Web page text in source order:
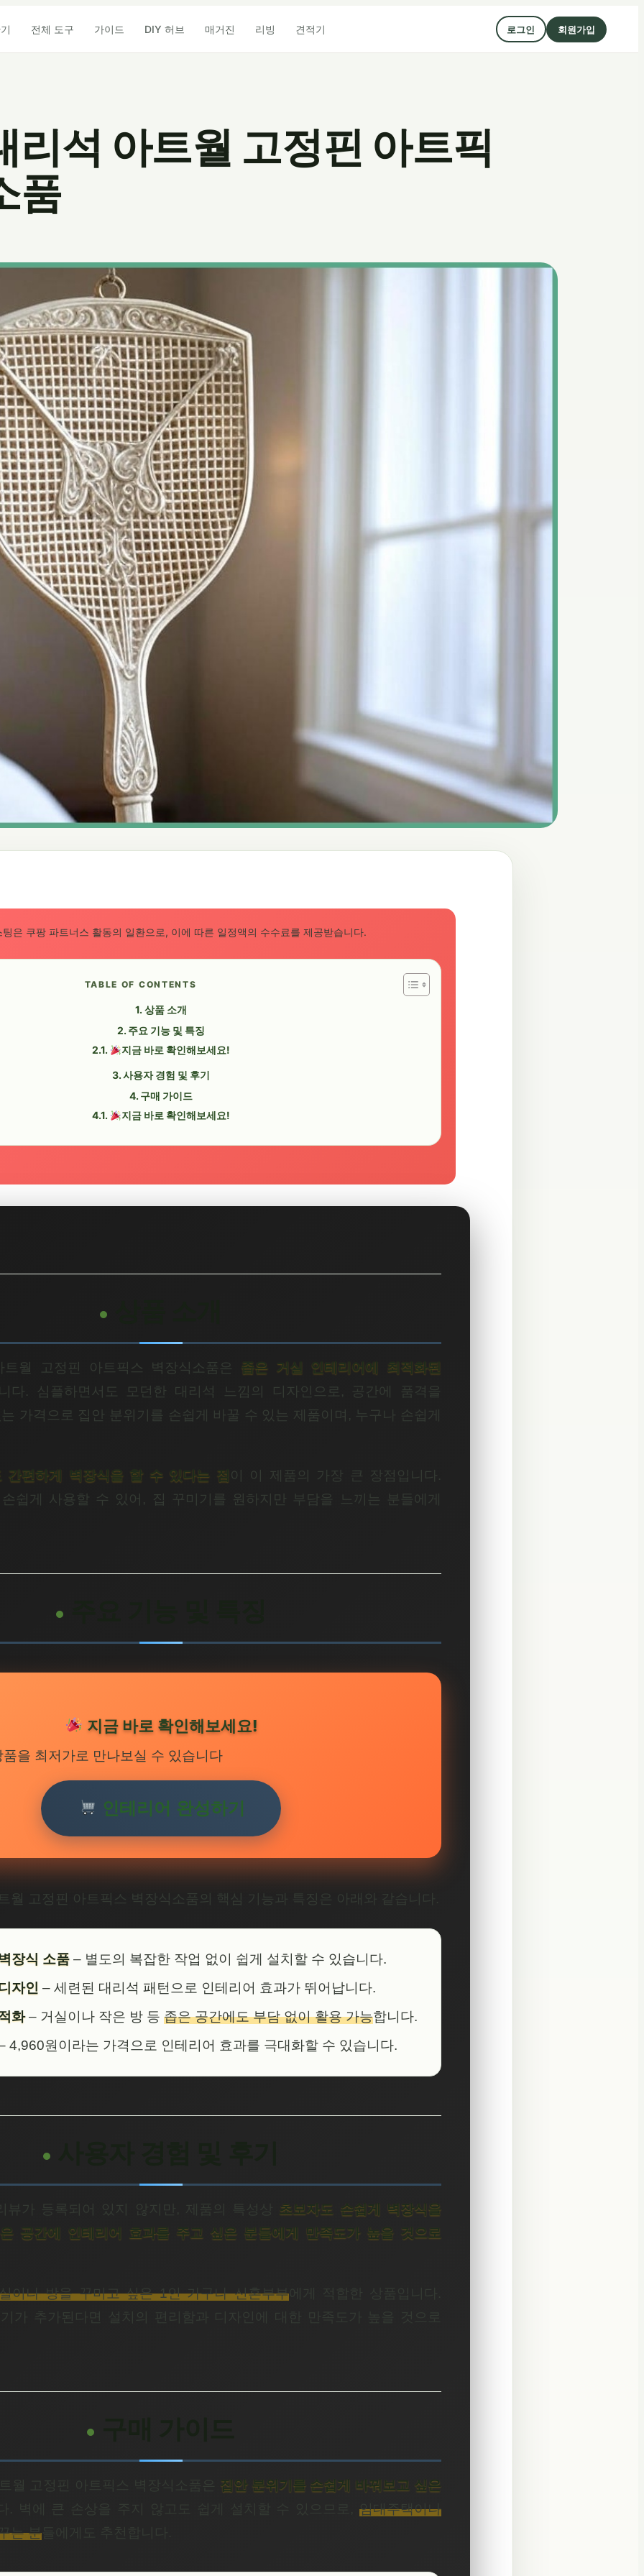
전체 도구 가이드 DIY 허브 매거진 리빙 견적기 로그인 회원가입
리석 아트월 고정핀 아트픽
품
은 쿠팡 파트너스 활동의 일환으로, 이에 따른 일정액의 수수료를 제공받습니다.
TABLE OF CONTENTS
상품 소개
주요 기능 및 특징
지금 바로 확인해보세요!
사용자 경험 및 후기
구매 가이드
지금 바로 확인해보세요!
월 고정핀 아트픽스 벽장식소품은 좁은 거실 인테리어에 최적화된
다. 심플하면서도 모던한 대리석 느낌의 디자인으로, 공간에 품격을
가격으로 집안 분위기를 손쉽게 바꿀 수 있는 제품이며, 누구나 손쉽게
간편하게 벽장식을 할 수 있다는 점 이 이 제품의 가장 큰 장점입니다.
쉽게 사용할 수 있어, 집 꾸미기를 원하지만 부담을 느끼는 분들에게
지금 바로 확인해보세요!
을 최저가로 만나보실 수 있습니다
인테리어 완성하기
월 고정핀 아트픽스 벽장식소품의 핵심 기능과 특징은 아래와 같습니다.
장식 소품 – 별도의 복잡한 작업 없이 쉽게 설치할 수 있습니다.
자인 – 세련된 대리석 패턴으로 인테리어 효과가 뛰어납니다.
화– 거실이나 작은 방 등 좁은 공간에도 부담 없이 활용 가능합니다.
4,960원이라는 가격으로 인테리어 효과를 극대화할 수 있습니다.
뷰가 등록되어 있지 않지만, 제품의 특성상 초보자도 손쉽게 벽장식을
공간에 인테리어 효과를 주고 싶은 분들에게 만족도가 높을 것으로
이나 방을 꾸미고 싶은 1인 가구나 신혼부부에게 적합한 상품입니다.
가 추가된다면 설치의 편리함과 디자인에 대한 만족도가 높을 것으로
월 고정핀 아트픽스 벽장식소품은
집안 분위기를 손쉽게 바꿔보고 싶은
임대주택이나
는 분